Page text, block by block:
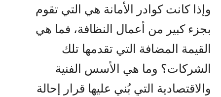
وإذا كانت كوادر الأمانة هي التي تقوم
بجزء كبير من أعمال النظافة، فما هي
القيمة المضافة التي تقدمها تلك
الشركات؟ وما هي الأسس الفنية
والاقتصادية التي بُني عليها قرار إحالة